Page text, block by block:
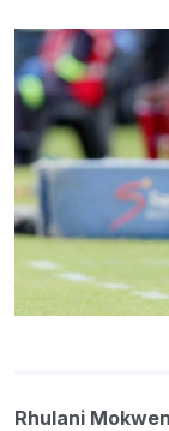
Rhulani